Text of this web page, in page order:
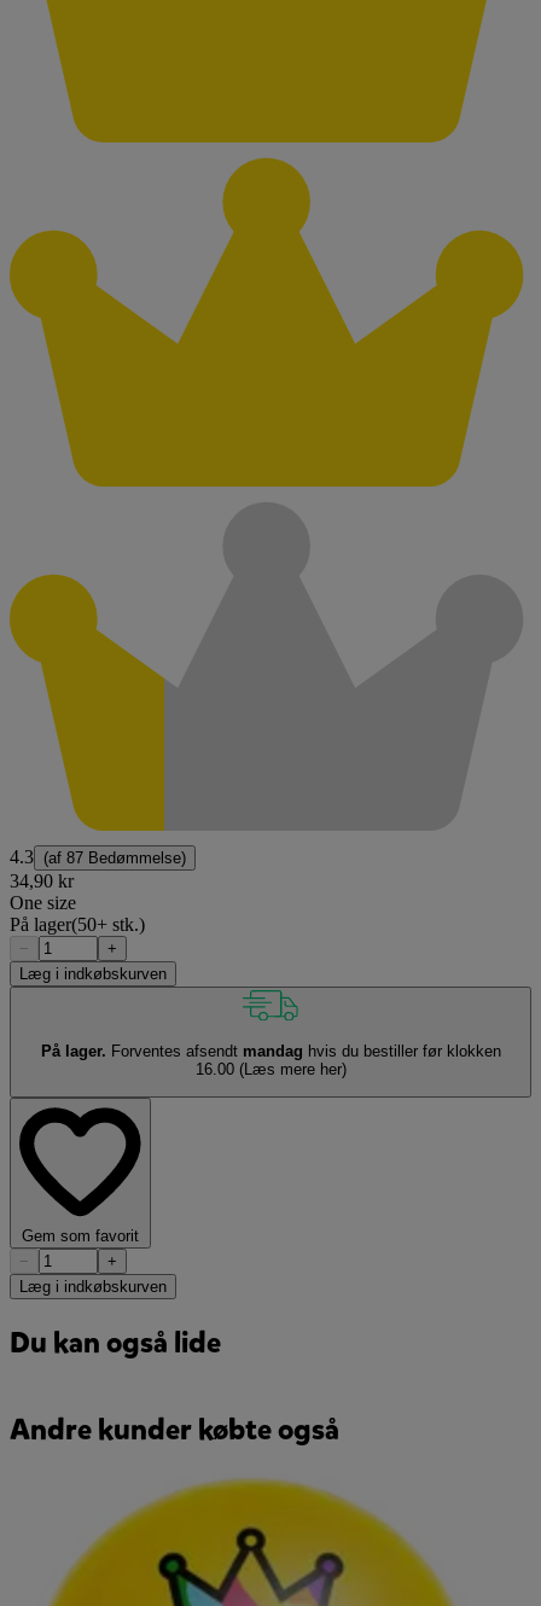
4.3 (af 87 Bedømmelse)
34,90 kr
One size
På lager(50+ stk.)
−
+
Læg i indkøbskurven
På lager. Forventes afsendt mandag hvis du bestiller før klokken
16.00 (Læs mere her)
Gem som favorit
−
+
Læg i indkøbskurven
Du kan også lide
Andre kunder købte også